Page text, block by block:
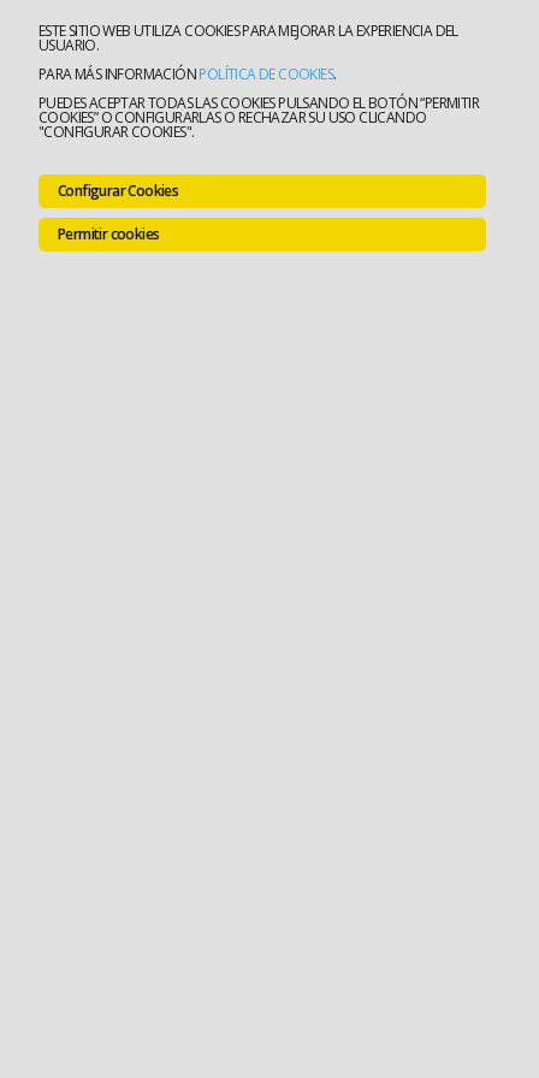
ESTE SITIO WEB UTILIZA COOKIES PARA MEJORAR LA EXPERIENCIA DEL
USUARIO.
PARA MÁS INFORMACIÓNPOLÍTICA DE COOKIES.
PUEDES ACEPTAR TODAS LAS COOKIES PULSANDO EL BOTÓN “PERMITIR
COOKIES” O CONFIGURARLAS O RECHAZAR SU USO CLICANDO
"CONFIGURAR COOKIES".
Configurar Cookies
Permitir cookies